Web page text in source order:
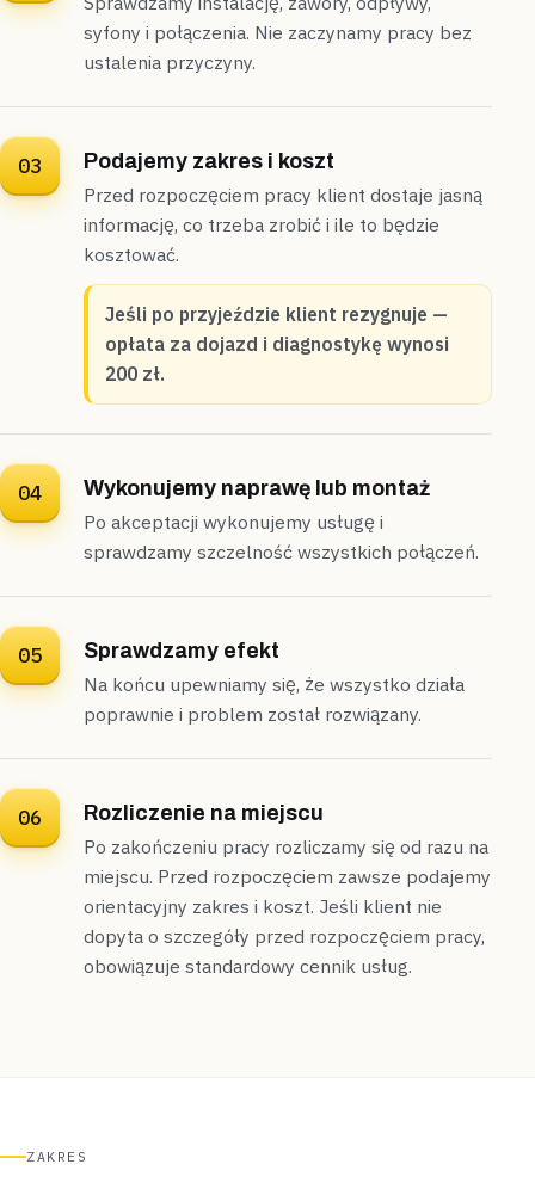
Spiralą udrożniliśmy własny pion bliźniaka i oczyściliśmy
drożność wróciła jeszcze tego samego dnia
Ożarów Mazowiecki segment
„Docisk spłuczki w nowym segmencie zapadał się i
trzeba było powtarzać spłukiwanie.”
Wyregulowaliśmy mechanizm spłuczki i dokręciliśmy
uruchomienia, w niecałe 30 minut.
Uszczelnione 30 minut
syfony i połączenia. Nie zaczynamy pracy bez
ustalenia przyczyny.
03
Podajemy zakres i koszt
Przed rozpoczęciem pracy klient dostaje jasną
informację, co trzeba zrobić i ile to będzie
kosztować.
Jeśli po przyjeździe klient rezygnuje —
opłata za dojazd i diagnostykę wynosi
200 zł.
04
Wykonujemy naprawę lub montaż
Po akceptacji wykonujemy usługę i
sprawdzamy szczelność wszystkich połączeń.
05
Sprawdzamy efekt
Na końcu upewniamy się, że wszystko działa
poprawnie i problem został rozwiązany.
06
Rozliczenie na miejscu
Po zakończeniu pracy rozliczamy się od razu na
miejscu. Przed rozpoczęciem zawsze podajemy
orientacyjny zakres i koszt. Jeśli klient nie
dopyta o szczegóły przed rozpoczęciem pracy,
obowiązuje standardowy cennik usług.
ZAKRES